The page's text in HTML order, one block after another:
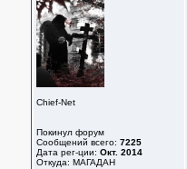
Chief-Net
Покинул форум
Сообщений всего: 7225
Дата рег-ции: Окт. 2014
Откуда: МАГАДАН